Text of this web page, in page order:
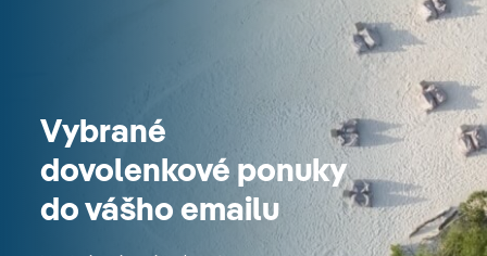
Vybrané
dovolenkové ponuky
do vášho emailu